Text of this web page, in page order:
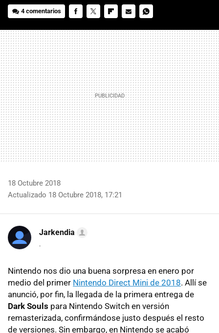
4 comentarios
MAIL
18 Octubre 2018
Actualizado 18 Octubre 2018, 17:21
Jarkendia
.
Nintendo nos dio una buena sorpresa en enero por
medio del primer Nintendo Direct Mini de 2018. Allí se
anunció, por fin, la llegada de la primera entrega de
Dark Souls para Nintendo Switch en versión
remasterizada, confirmándose justo después el resto
de versiones. Sin embargo, en Nintendo se acabó